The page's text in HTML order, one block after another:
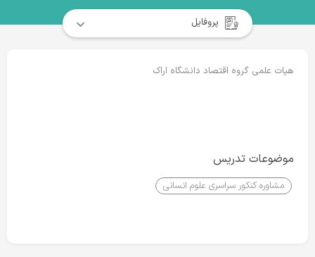
پروفایل
هیات علمی گروه اقتصاد دانشگاه اراک
موضوعات تدریس
مشاوره کنکور سراسری علوم انسانی